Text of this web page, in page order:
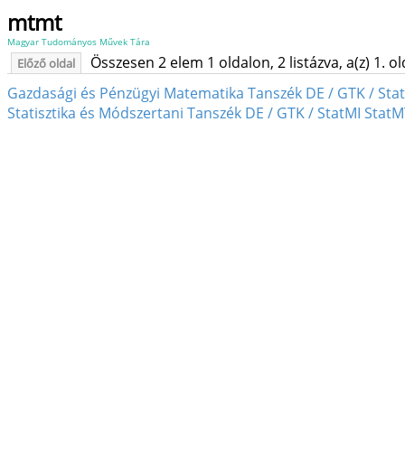
mtmt
Magyar Tudományos Művek Tára
Előző oldal
Összesen 2 elem 1 oldalon, 2 listázva, a(z) 1.
Gazdasági és Pénzügyi Matematika Tanszék DE / GTK /
Statisztika és Módszertani Tanszék DE / GTK / StatMI